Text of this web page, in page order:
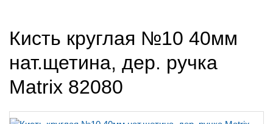
Кисть круглая №10 40мм
нат.щетина, дер. ручка
Matrix 82080
Рейтинг: